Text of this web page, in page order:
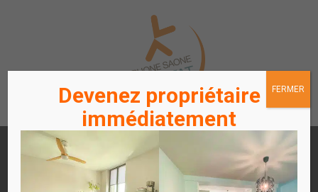
ACHETER
UN APPARTEMENT
UN APPARTEMENT /
STATIONNEMENT
Devenez propriétaire
immédiatement
FERMER